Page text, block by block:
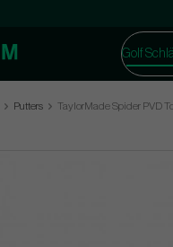
Golf
Putters TaylorMade Spider PVD